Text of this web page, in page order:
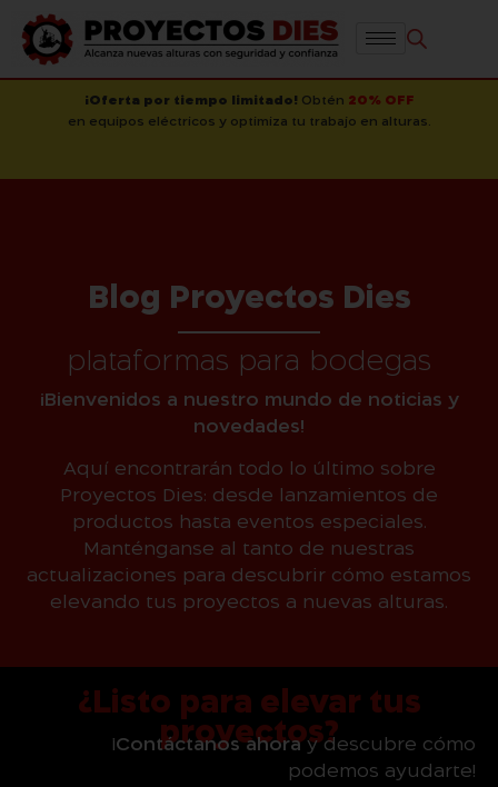
¡Oferta por tiempo limitado! Obtén 20% OFF
en equipos eléctricos y optimiza tu trabajo en alturas.
Blog Proyectos Dies
plataformas para bodegas
¡Bienvenidos a nuestro mundo de noticias y
novedades!
Aquí encontrarán todo lo último sobre
Proyectos Dies: desde lanzamientos de
productos hasta eventos especiales.
Manténganse al tanto de nuestras
actualizaciones para descubrir cómo estamos
elevando tus proyectos a nuevas alturas.
¿Listo para elevar tus
proyectos?
Contáctanos ahoray descubre cómo
podemos ayudarte!